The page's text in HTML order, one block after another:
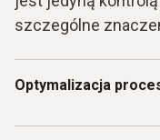
szczególne
Optymalizacja